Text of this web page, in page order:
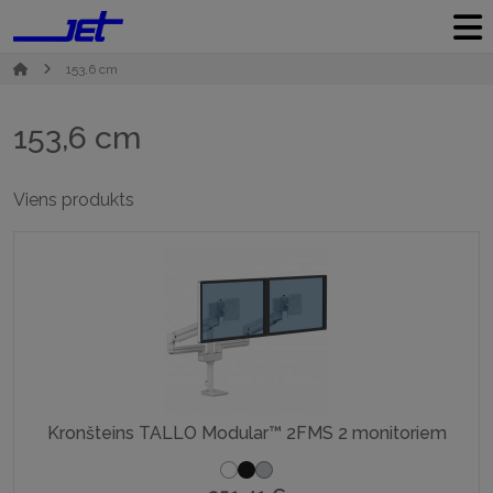
153,6 cm
153,6 cm
Viens produkts
Kronšteins TALLO Modular™ 2FMS 2 monitoriem